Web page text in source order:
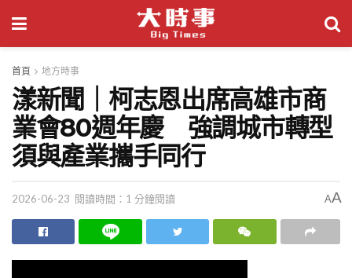
首頁 地方時事
漾新聞｜柯志恩出席高雄市商
業會80週年慶 強調城市轉型
須與產業攜手同行
2026-06-23 閱讀時間：1 分鐘閱讀 AA